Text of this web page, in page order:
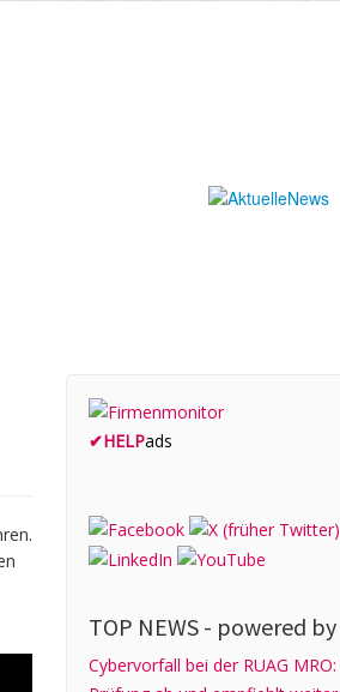
✔HELPads
TOP NEWS - powered
Cybervorfall bei der RUAG